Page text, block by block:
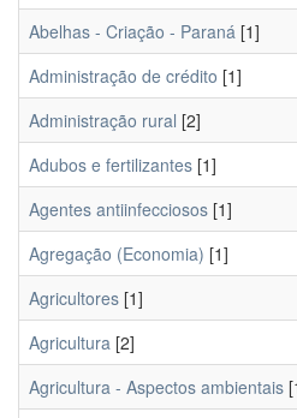
Abelhas - Criação - Paraná [1]
Administração de crédito [1]
Administração rural [2]
Adubos e fertilizantes [1]
Agentes antiinfecciosos [1]
Agregação (Economia) [1]
Agricultores [1]
Agricultura [2]
Agricultura - Aspectos ambientais